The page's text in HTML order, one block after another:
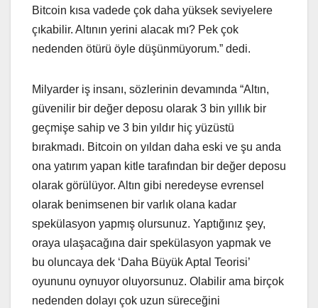
Bitcoin kısa vadede çok daha yüksek seviyelere
çıkabilir. Altının yerini alacak mı? Pek çok
nedenden ötürü öyle düşünmüyorum.” dedi.
Milyarder iş insanı, sözlerinin devamında “Altın,
güvenilir bir değer deposu olarak 3 bin yıllık bir
geçmişe sahip ve 3 bin yıldır hiç yüzüstü
bırakmadı. Bitcoin on yıldan daha eski ve şu anda
ona yatırım yapan kitle tarafından bir değer deposu
olarak görülüyor. Altın gibi neredeyse evrensel
olarak benimsenen bir varlık olana kadar
spekülasyon yapmış olursunuz. Yaptığınız şey,
oraya ulaşacağına dair spekülasyon yapmak ve
bu oluncaya dek ‘Daha Büyük Aptal Teorisi’
oyununu oynuyor oluyorsunuz. Olabilir ama birçok
nedenden dolayı çok uzun süreceğini